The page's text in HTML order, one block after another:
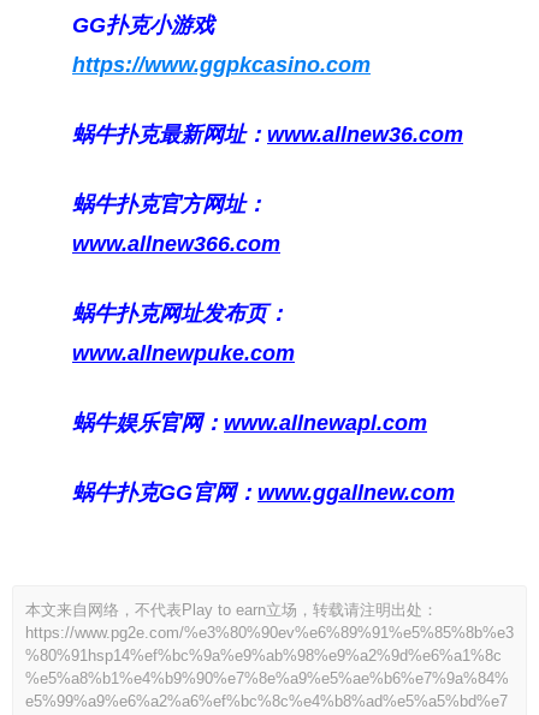
GG扑克小游戏
https://www.ggpkcasino.com
蜗牛扑克最新网址： www.allnew36.com
蜗牛扑克官方网址：
www.allnew366.com
蜗牛扑克网址发布页：
www.allnewpuke.com
蜗牛娱乐官网： www.allnewapl.com
蜗牛扑克GG官网： www.ggallnew.com
本文来自网络，不代表Play to earn立场，转载请注明出处：
https://www.pg2e.com/%e3%80%90ev%e6%89%91%e5%85%8b%e3
%80%91hsp14%ef%bc%9a%e9%ab%98%e9%a2%9d%e6%a1%8c
%e5%a8%b1%e4%b9%90%e7%8e%a9%e5%ae%b6%e7%9a%84%
e5%99%a9%e6%a2%a6%ef%bc%8c%e4%b8%ad%e5%a5%bd%e7